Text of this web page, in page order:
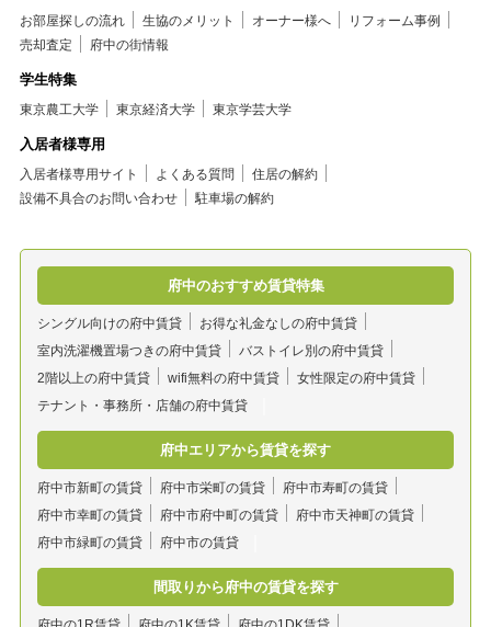
お部屋探しの流れ 生協のメリット オーナー様へ
リフォーム事例
売却査定
府中の街情報
学生特集
東京農工大学 東京経済大学 東京学芸大学
入居者様専用
入居者様専用サイト よくある質問
住居の解約
設備不具合のお問い合わせ
駐車場の解約
府中のおすすめ賃貸特集
シングル向けの府中賃貸
お得な礼金なしの府中賃貸
室内洗濯機置場つきの府中賃貸
バストイレ別の府中賃貸
2階以上の府中賃貸
wifi無料の府中賃貸
女性限定の府中賃貸
テナント・事務所・店舗の府中賃貸
府中エリアから賃貸を探す
府中市新町の賃貸 府中市栄町の賃貸
府中市寿町の賃貸
府中市幸町の賃貸
府中市府中町の賃貸
府中市天神町の賃貸
府中市緑町の賃貸
府中市の賃貸
間取りから府中の賃貸を探す